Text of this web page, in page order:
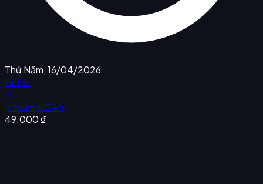
Thứ Năm, 16/04/2026
Đi Tới
K
KhoaHoc24h
49.000 ₫